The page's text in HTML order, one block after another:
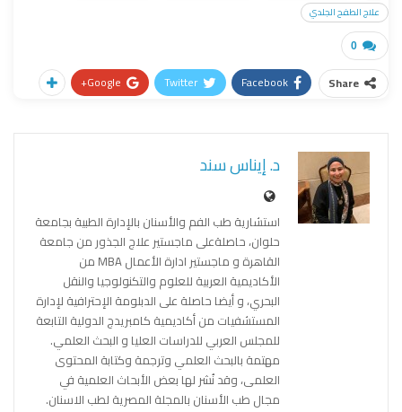
علاج الطفح الجلدي
0
Share
Facebook
Twitter
Google+
د. إيناس سند
استشارية طب الفم والأسنان بالإدارة الطبية بجامعة
حلوان، حاصلةعلى ماجستير علاج الجذور من جامعة
القاهرة و ماجستير ادارة الأعمال MBA من
الأكاديمية العربية للعلوم والتكنولوجيا والنقل
البحري، و أيضا حاصلة على الدبلومة الإحترافية لإدارة
المستشفيات من أكاديمية كامبريدج الدولية التابعة
للمجلس العربي للدراسات العليا و البحث العلمي.
مهتمة بالبحث العلمي وترجمة وكتابة المحتوى
العلمى، وقد نُشر لها بعض الأبحاث العلمية في
مجال طب الأسنان بالمجلة المصرية لطب الاسنان.